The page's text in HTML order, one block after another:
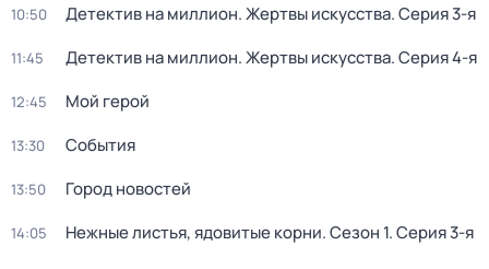
10:50 Детектив на миллион. Жертвы искусства. Серия 3-я
11:45 Детектив на миллион. Жертвы искусства. Серия 4-я
12:45 Мой герой
13:30 События
13:50 Город новостей
14:05 Нежные листья, ядовитые корни. Сезон 1. Серия 3-я